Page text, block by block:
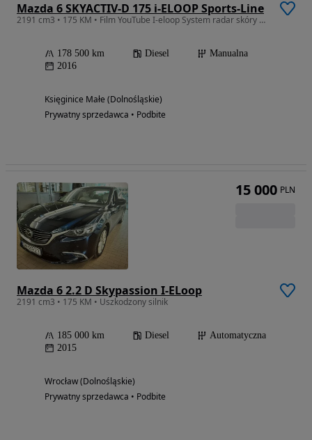
Mazda 6 SKYACTIV-D 175 i-ELOOP Sports-Line
2191 cm3 • 175 KM • Film YouTube I-eloop System radar skóry ksenon Navi ledy rvm pdc
178 500 km Diesel
Manualna
2016
Księginice Małe (Dolnośląskie)
Prywatny sprzedawca • Podbite
Mazda 6 2.2 D Skypassion I-ELoop
2191 cm3 • 175 KM • Uszkodzony silnik
185 000 km Diesel
Automatyczna
2015
Wrocław (Dolnośląskie)
Prywatny sprzedawca • Podbite
15 000 PLN